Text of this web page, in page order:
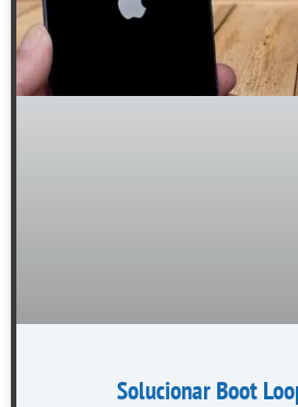
Solucionar Boot